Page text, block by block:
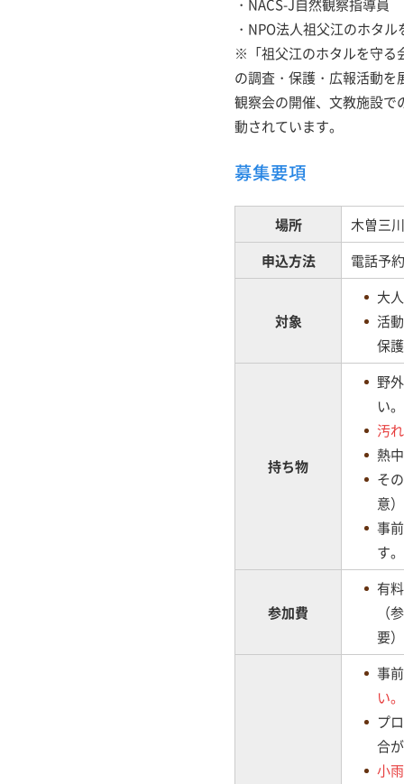
・NACS-J自然観察指導員
・NPO法人祖父江のホタ
※「祖父江のホタルを守る
の調査・保護・広報活動
観察会の開催、文教施設で
動されています。
募集要項
場所
木曽三
申込方法
電話予
対象
大
活
保
持ち物
野
い。
汚
熱
そ
意）
事
す。
参加費
有
（
要）
事
い。
プ
合
小